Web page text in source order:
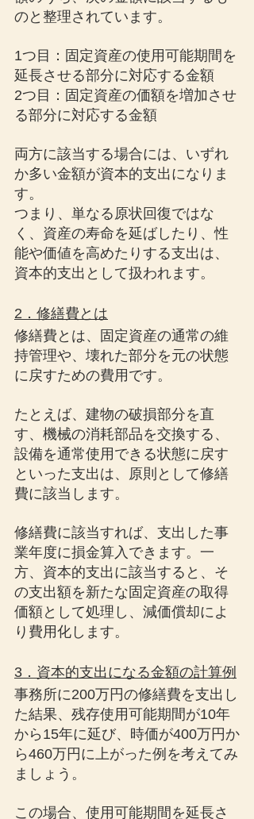
のと整理されています。
1つ目：固定資産の使用可能期間を
延長させる部分に対応する金額
2つ目：固定資産の価額を増加させ
る部分に対応する金額
両方に該当する場合には、いずれ
か多い金額が資本的支出になりま
す。
つまり、単なる原状回復ではな
く、資産の寿命を延ばしたり、性
能や価値を高めたりする支出は、
資本的支出として扱われます。
2．修繕費とは
修繕費とは、固定資産の通常の維
持管理や、壊れた部分を元の状態
に戻すための費用です。
たとえば、建物の破損部分を直
す、機械の消耗部品を交換する、
設備を通常使用できる状態に戻す
といった支出は、原則として修繕
費に該当します。
修繕費に該当すれば、支出した事
業年度に損金算入できます。一
方、資本的支出に該当すると、そ
の支出額を新たな固定資産の取得
価額として処理し、減価償却によ
り費用化します。
3．資本的支出になる金額の計算例
事務所に200万円の修繕費を支出し
た結果、残存使用可能期間が10年
から15年に延び、時価が400万円か
ら460万円に上がった例を考えてみ
ましょう。
この場合、使用可能期間を延長さ